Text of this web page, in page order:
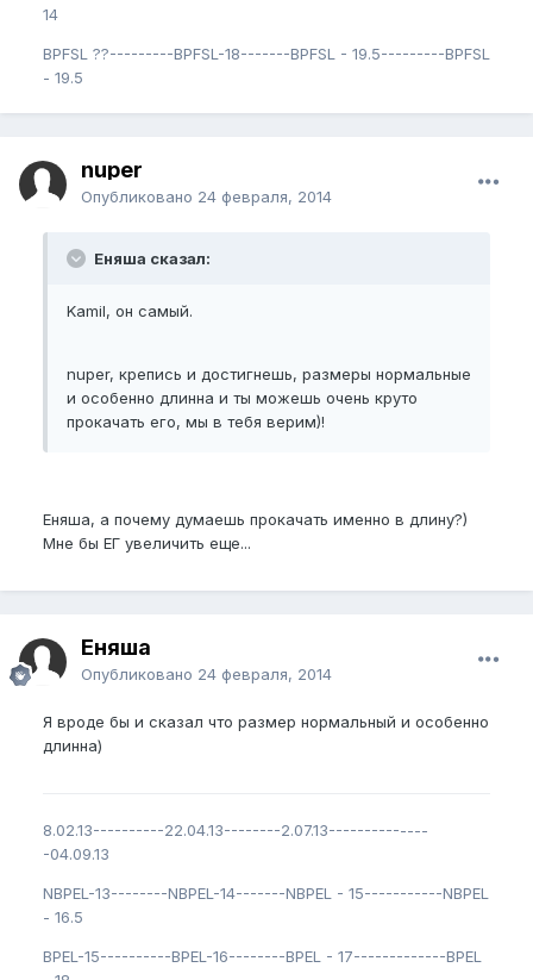
14
BPFSL ??---------BPFSL-18-------BPFSL - 19.5---------BPFSL
- 19.5
nuper
Опубликовано 24 февраля, 2014
Еняша сказал:
Kamil, он самый.
nuper, крепись и достигнешь, размеры нормальные
и особенно длинна и ты можешь очень круто
прокачать его, мы в тебя верим)!
Еняша, а почему думаешь прокачать именно в длину?)
Мне бы ЕГ увеличить еще...
Еняша
Опубликовано 24 февраля, 2014
Я вроде бы и сказал что размер нормальный и особенно
длинна)
8.02.13----------22.04.13--------2.07.13--------------
-04.09.13
NBPEL-13--------NBPEL-14-------NBPEL - 15-----------NBPEL
- 16.5
BPEL-15----------BPEL-16--------BPEL - 17-------------BPEL